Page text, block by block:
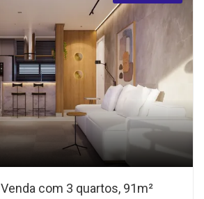
com 3 quartos, 91m²